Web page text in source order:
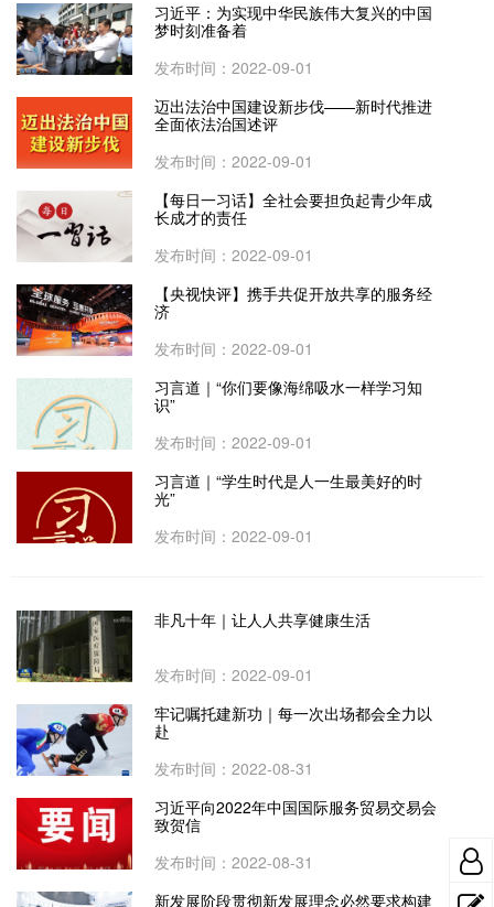
习近平：为实现中华民族伟大复兴的中国
梦时刻准备着
发布时间：2022-09-01
迈出法治中国建设新步伐——新时代推进
全面依法治国述评
发布时间：2022-09-01
【每日一习话】全社会要担负起青少年成
长成才的责任
发布时间：2022-09-01
【央视快评】携手共促开放共享的服务经
济
发布时间：2022-09-01
习言道｜“你们要像海绵吸水一样学习知
识”
发布时间：2022-09-01
习言道｜“学生时代是人一生最美好的时
光”
发布时间：2022-09-01
非凡十年｜让人人共享健康生活
发布时间：2022-09-01
牢记嘱托建新功｜每一次出场都会全力以
赴
发布时间：2022-08-31
习近平向2022年中国国际服务贸易交易会
致贺信
发布时间：2022-08-31
新发展阶段贯彻新发展理念必然要求构建